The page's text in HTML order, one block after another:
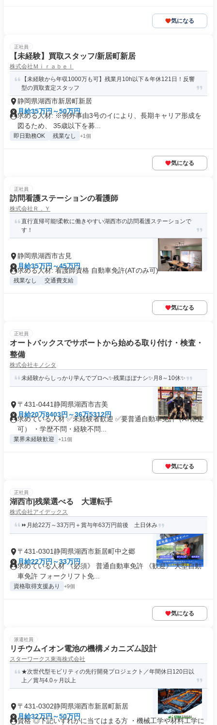
気になる
正社員
【未経験】買取スタッフ/新居町新居
株式会社Ｍｉｒａｂｅｌ
【未経験から年収1000万も可】残業月10h以下＆年休121日！反響
型の買取査定スタッフ
静岡県湖西市新居町新居
月給35万円～50万円
求める人材: ※例外事由3号のイにより、長期キャリア形成を
図るため、 35歳以下を募...
即日勤務OK 残業なし +1個
気になる
正社員
訪問看護ステーションの看護師
株式会社Ｒ．Ｙ
直行直帰可能!柔軟に働きやすい湖西市の訪問看護ステーションで
す！
静岡県湖西市古見
月給35万円～45万円
求める人材: 看護師資格 自動車免許(ATのみ可)
残業なし 交通費支給
気になる
正社員
オートバックスでサポートから始める取り付け・検査・
整備
株式会社キノシタ
未経験からしっかり学んでプロへ✨残業ほぼナシ✨月8～10休✨
〒431-0441静岡県湖西市吉美
月給20万8403円～36万5312円
求めている人材 ✅未経験者歓迎 ✅要普通自動車免許（AT限定
可） ・学歴不問・経験不問...
業界未経験歓迎 +11個
気になる
正社員
湖西市|残業選べる 大運転手
株式会社アイデックス
⏩月給22万～33万円＋賞与年63万円前後 土日休み
〒431-0301静岡県湖西市新居町中之郷
月給22万円～33万円
求めている人材 《必須》 普通自動車免許 《歓迎》 大型自動
車免許 フォークリフト免...
資格取得支援あり +9個
気になる
派遣社員
リチウムイオン電池の機構メカニズム設計
スターワークス東海株式会社
★次世代型モビリティの先行開発プロジェクト／年間休日120日以
上／賞与4.0ヶ月以上
〒431-0302静岡県湖西市新居町新居
月給32万円～50万円
資格 ◎下記いずれかに当てはまる方 ・機械工学や材料工学に